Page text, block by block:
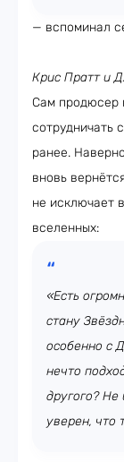
— вспоминал
Крис Пратт и
Сам продюсер
сотрудничать
ранее.
вновь
не исключает
вселенных:
«Есть
стану
особенно с
нечто
другого? Не
уверен, что